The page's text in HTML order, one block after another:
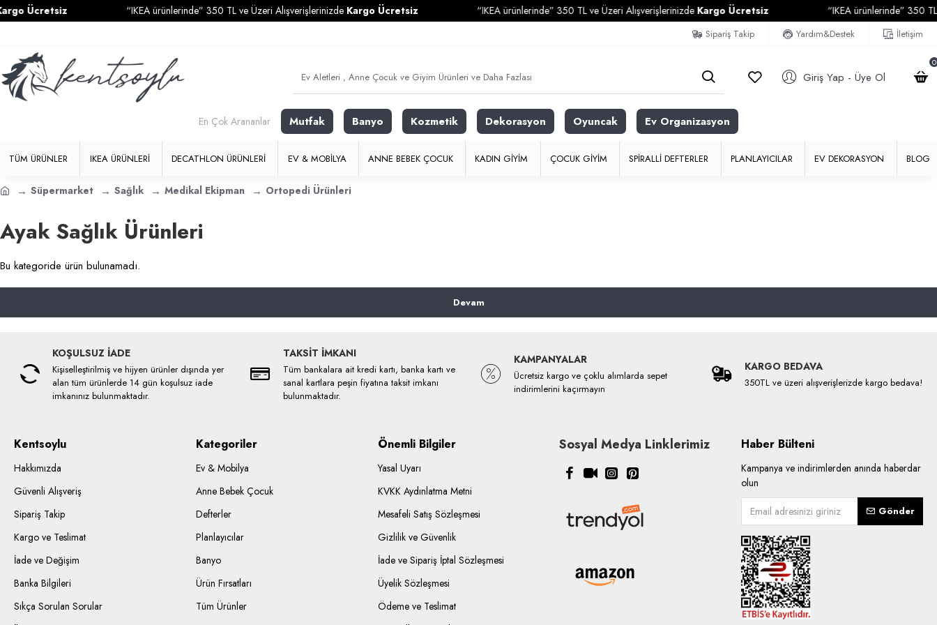
Ücretsiz “IKEA ürünlerinde” 350 TL ve Üzeri AlışverişlerinizdeKargo Ücretsiz “IKEA ürünlerinde” 350 TL ve Üzeri AlışverişlerinizdeKargo Ücretsiz “IKEA ürünlerinde” 350 TL
Sipariş Takip Yardım&Destek İletişim
Giriş Yap - Üye Ol
0
En Çok Arananlar Mutfak Banyo Kozmetik Dekorasyon Oyuncak Ev Organizasyon
TÜM ÜRÜNLER IKEA ÜRÜNLERI DECATHLON ÜRÜNLERI EV & MOBILYA ANNE BEBEK ÇOCUK KADIN GIYIM ÇOCUK GIYIM SPIRALLI DEFTERLER PLANLAYICILAR EV DEKORASYON BLOG
Süpermarket Sağlık Medikal Ekipman Ortopedi Ürünleri
Ayak Sağlık Ürünleri
Bu kategoride ürün bulunamadı.
Devam
KOŞULSUZ İADE
Kişiselleştirilmiş ve hijyen ürünler dışında yer
alan tüm ürünlerde 14 gün koşulsuz iade
imkanınız bulunmaktadır.
TAKSİT İMKANI
Tüm bankalara ait kredi kartı, banka kartı ve
sanal kartlara peşin fiyatına taksit imkanı
bulunmaktadır.
KAMPANYALAR
Ücretsiz kargo ve çoklu alımlarda sepet
indirimlerini kaçırmayın
KARGO BEDAVA
350TL ve üzeri alışverişlerizde kargo bedava!
Kentsoylu
Hakkımızda
Güvenli Alışveriş
Sipariş Takip
Kargo ve Teslimat
İade ve Değişim
Banka Bilgileri
Sıkça Sorulan Sorular
Kategoriler
Ev & Mobilya
Anne Bebek Çocuk
Defterler
Planlayıcılar
Banyo
Ürün Fırsatları
Tüm Ürünler
Önemli Bilgiler
Yasal Uyarı
KVKK Aydınlatma Metni
Mesafeli Satış Sözleşmesi
Gizlilik ve Güvenlik
İade ve Sipariş İptal Sözleşmesi
Üyelik Sözleşmesi
Ödeme ve Teslimat
Sosyal Medya Linklerimiz Haber Bülteni
Kampanya ve indirimlerden anında haberdar
olun
Gönder